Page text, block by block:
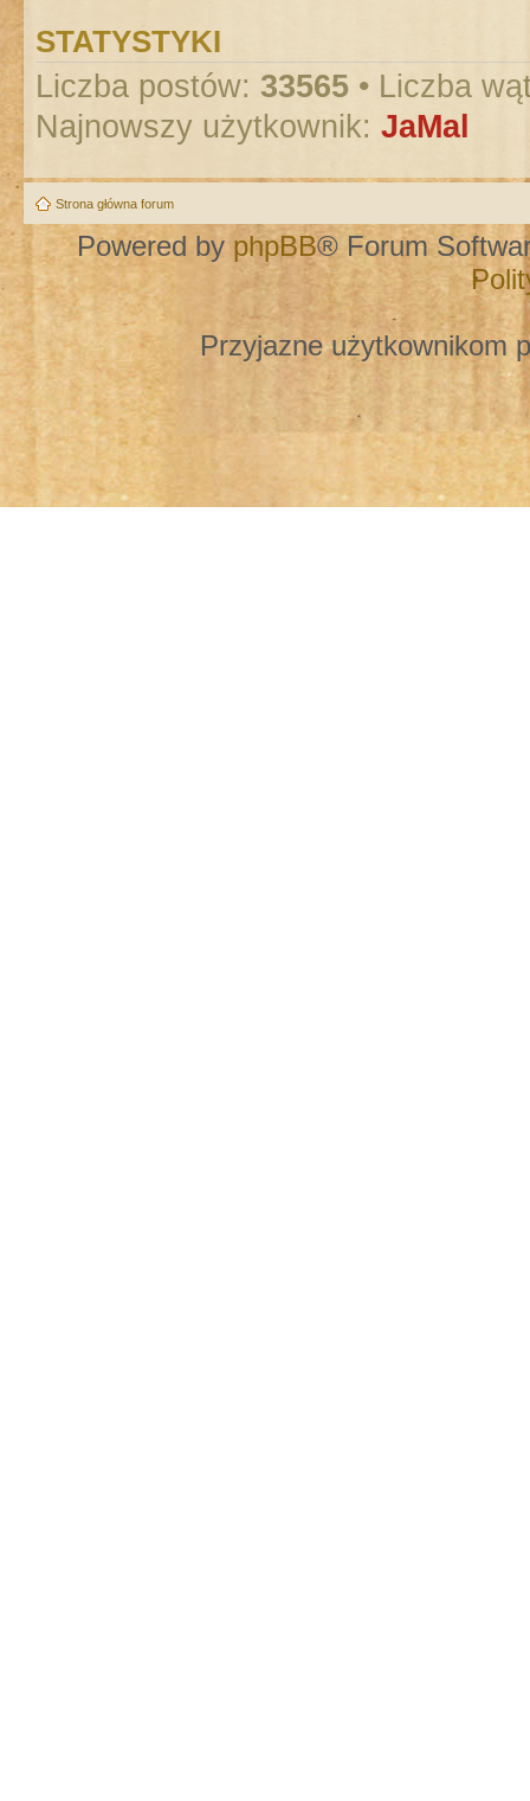
STATYSTYKI
Liczba postów: 33565 • Liczba
Najnowszy użytkownik: JaMal
Strona główna forum
Powered by phpBB® Forum
Przyjazne użytkownikom